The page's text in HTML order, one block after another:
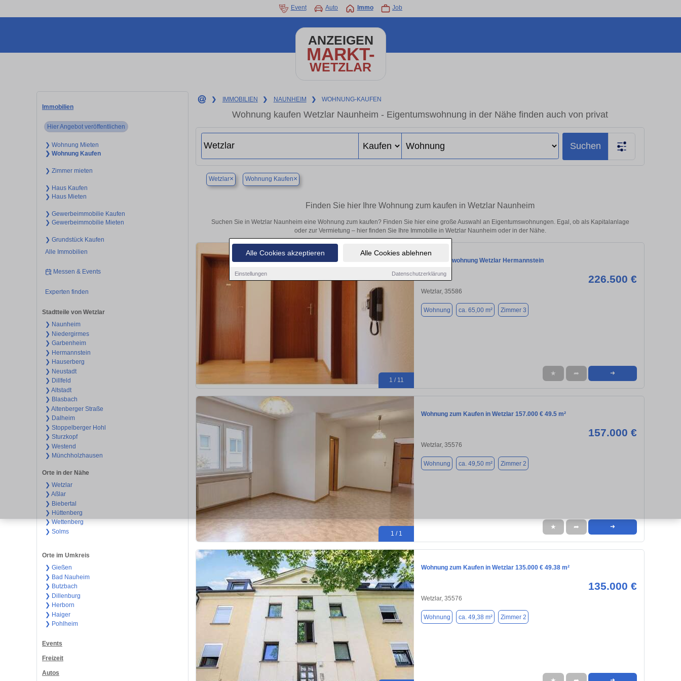
Alle Cookies akzeptieren Alle Cookies ablehnen
Einstellungen Datenschutzerklärung
Event Auto Immo Job
ANZEIGEN
MARKT-
WETZLAR
Immobilien
Hier Angebot veröffentlichen
❯ Wohnung Mieten
❯ Wohnung Kaufen
❯ Zimmer mieten
❯ Haus Kaufen
❯ Haus Mieten
❯ Gewerbeimmobilie Kaufen
❯ Gewerbeimmobilie Mieten
❯ Grundstück Kaufen
Alle Immobilien
Messen & Events
Experten finden
Stadtteile von Wetzlar
❯ Naunheim
❯ Niedergirmes
❯ Garbenheim
❯ Hermannstein
❯ Hauserberg
❯ Neustadt
❯ Dillfeld
❯ Altstadt
❯ Blasbach
❯ Altenberger Straße
❯ Dalheim
❯ Stoppelberger Hohl
❯ Sturzkopf
❯ Westend
❯ Münchholzhausen
Orte in der Nähe
❯ Wetzlar
❯ Aßlar
❯ Biebertal
❯ Hüttenberg
❯ Wettenberg
❯ Solms
Orte im Umkreis
❯ Gießen
❯ Bad Nauheim
❯ Butzbach
❯ Dillenburg
❯ Herborn
❯ Haiger
❯ Pohlheim
Events
Freizeit
Autos
❯ IMMOBILIEN ❯ NAUNHEIM ❯ WOHNUNG-KAUFEN
Wohnung kaufen Wetzlar Naunheim - Eigentumswohnung in der Nähe finden auch von privat
Suchen
Wetzlar× Wohnung Kaufen×
Finden Sie hier Ihre Wohnung zum kaufen in Wetzlar Naunheim
Suchen Sie in Wetzlar Naunheim eine Wohnung zum kaufen? Finden Sie hier eine große Auswahl an Eigentumswohnungen. Egal, ob als Kapitalanlage
oder zur Vermietung – hier finden Sie Ihre Immobilie in Wetzlar Naunheim oder in der Nähe.
1 / 11
Eigentumswohnung Wetzlar Hermannstein
226.500 €
Wetzlar, 35586
Wohnung ca. 65,00 m² Zimmer 3
★ ➦ ➜
1 / 1
Wohnung zum Kaufen in Wetzlar 157.000 € 49.5 m²
157.000 €
Wetzlar, 35576
Wohnung ca. 49,50 m² Zimmer 2
★ ➦ ➜
Wohnung zum Kaufen in Wetzlar 135.000 € 49.38 m²
135.000 €
Wetzlar, 35576
Wohnung ca. 49,38 m² Zimmer 2